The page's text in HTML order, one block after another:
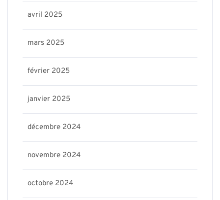
avril 2025
mars 2025
février 2025
janvier 2025
décembre 2024
novembre 2024
octobre 2024